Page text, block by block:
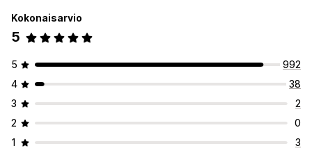
Kokonaisarvio
5
5
992
4
38
3
2
2
0
1
3